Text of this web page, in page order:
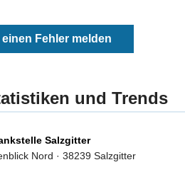
einen Fehler melden
und Trends
Salzgitter
Nord · 38239 Salzgitter